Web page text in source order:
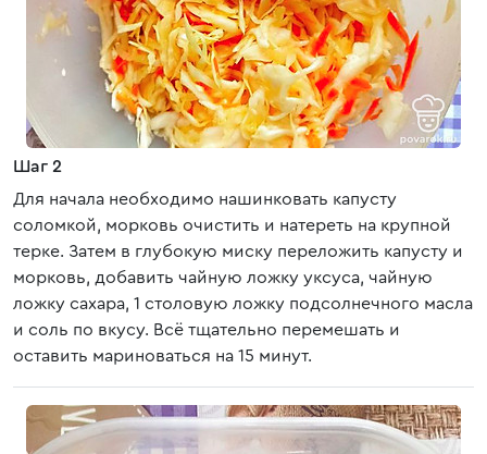
Шаг 2
Для начала необходимо нашинковать капусту
соломкой, морковь очистить и натереть на крупной
терке. Затем в глубокую миску переложить капусту и
морковь, добавить чайную ложку уксуса, чайную
ложку сахара, 1 столовую ложку подсолнечного масла
и соль по вкусу. Всё тщательно перемешать и
оставить мариноваться на 15 минут.